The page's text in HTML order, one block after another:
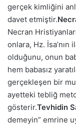
gerçek kimliğini
davet etmiştir.
Necran
onlara, Hz. İsa’nın
olduğunu, onun
hem babasız
gerçekleşen bir
ayetteki tebliğ
gösterir.Tevhidin
demeyin” emrine